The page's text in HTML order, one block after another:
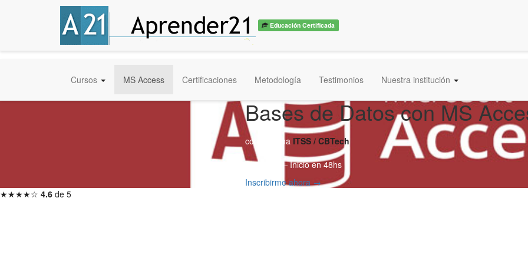
Educación Certificada
Cursos MS Access Certificaciones Metodología Testimonios Nuestra institución
Bases de Datos con MS
con diploma ITSS / CBTech
3 meses — Inicio en 48hs
Inscribirme ahora →
★★★★☆ 4.6 de 5